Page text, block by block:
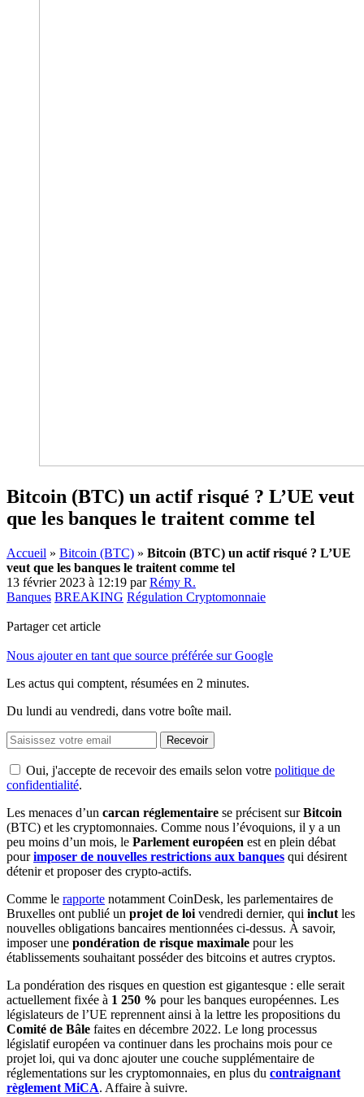
Bitcoin (BTC) un actif risqué ? L’UE veut
que les banques le traitent comme tel
Accueil » Bitcoin (BTC) » Bitcoin (BTC) un actif risqué ? L’UE
veut que les banques le traitent comme tel
13 février 2023 à 12:19 parRémy R.
Banques BREAKING Régulation Cryptomonnaie
Partager cet article
Nous ajouter en tant que source préférée sur Google
Les actus qui comptent, résumées en 2 minutes.
Du lundi au vendredi, dans votre boîte mail.
Recevoir
Oui, j'accepte de recevoir des emails selon votre politique de
confidentialité.
Les menaces d’un carcan réglementaire se précisent surBitcoin
(BTC) et les cryptomonnaies. Comme nous l’évoquions, il y a un
peu moins d’un mois, le Parlement européen est en plein débat
pourimposer de nouvelles restrictions aux banques qui désirent
détenir et proposer des crypto-actifs.
Comme le rapporte notamment CoinDesk, les parlementaires de
Bruxelles ont publié un projet de loi vendredi dernier, qui inclut les
nouvelles obligations bancaires mentionnées ci-dessus. À savoir,
imposer une pondération de risque maximale pour les
établissements souhaitant posséder des bitcoins et autres cryptos.
La pondération des risques en question est gigantesque : elle serait
actuellement fixée à 1 250 % pour les banques européennes. Les
législateurs de l’UE reprennent ainsi à la lettre les propositions du
Comité de Bâle faites en décembre 2022. Le long processus
législatif européen va continuer dans les prochains mois pour ce
projet loi, qui va donc ajouter une couche supplémentaire de
réglementations sur les cryptomonnaies, en plus du contraignant
règlement MiCA. Affaire à suivre.